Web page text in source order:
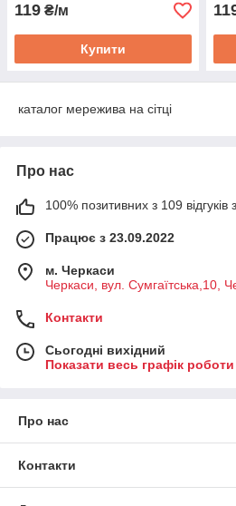
119 ₴/м
Купити
каталог мережива на сітці
Про нас
100% позитивних з 109 відгуків
Працює з 23.09.2022
м. Черкаси
Черкаси, вул. Сумгаїтська,10,
Контакти
Сьогодні вихідний
Показати весь графік роботи
Про нас
Контакти